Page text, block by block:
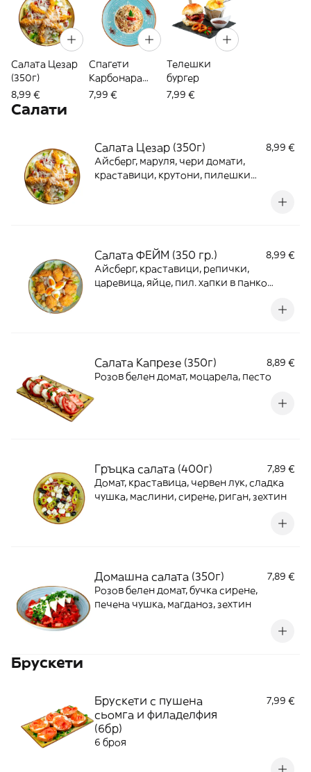
Салата Цезар
(350г)
8,99 €
Спагети
Карбонара
(400г)
7,99 €
Телешки
бургер
7,99 €
Салати
Салата Цезар (350г)
8,99 €
Айсберг, маруля, чери домати,
краставици, крутони, пилешки
Салата ФЕЙМ (350 гр.)
8,99 €
Айсберг, краставици, репички,
царевица, яйце, пил. хапки в панко
Салата Капрезе (350г)
8,89 €
Розов белен домат, моцарела, песто
Гръцка салата (400г)
7,89 €
Домат, краставица, червен лук, сладка
чушка, маслини, сирене, риган, зехтин
Домашна салата (350г)
7,89 €
Розов белен домат, бучка сирене,
печена чушка, магданоз, зехтин
Брускети
Брускети с пушена
сьомга и филаделфия
(6бр)
7,99 €
6 броя